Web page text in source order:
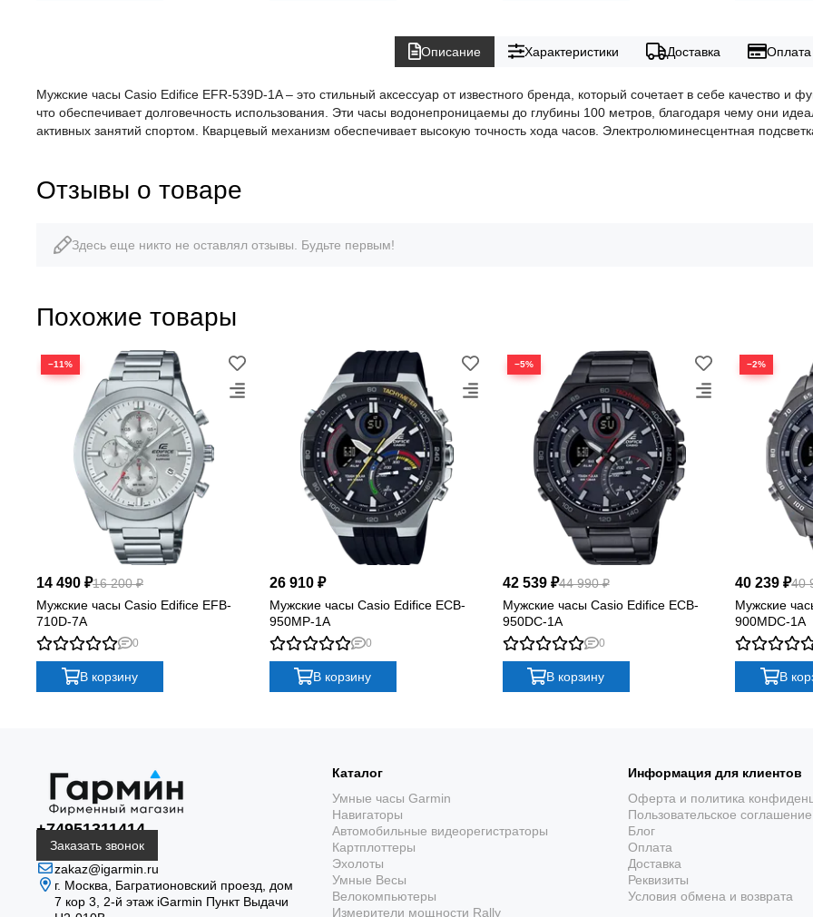
Описание Характеристики Доставка Оплата
Мужские часы Casio Edifice EFR-539D-1A – это стильный аксессуар от известного бренда, который сочетает в себе качество и
что обеспечивает долговечность использования. Эти часы водонепроницаемы до глубины 100 метров, благодаря чему они
активных занятий спортом. Кварцевый механизм обеспечивает высокую точность хода часов. Электролюминесцентная
Отзывы о товаре
Здесь еще никто не оставлял отзывы. Будьте первым!
Похожие товары
−11%
14 490 ₽16 200 ₽
Мужские часы Casio Edifice EFB-
710D-7A
0
В корзину
26 910 ₽
Мужские часы Casio Edifice ECB-
950MP-1A
0
В корзину
−5%
42 539 ₽44 990 ₽
Мужские часы Casio Edifice ECB-
950DC-1A
0
В корзину
−2%
40 239 ₽40
Мужские
900MDC-1A
В
+74951311414
Заказать звонок
zakaz@igarmin.ru
г. Москва, Багратионовский проезд, дом
7 кор 3, 2-й этаж iGarmin Пункт Выдачи
Каталог
Умные часы Garmin
Навигаторы
Автомобильные видеорегистраторы
Картплоттеры
Эхолоты
Умные Весы
Велокомпьютеры
Измерители мощности Rally
Информация для клиентов
Оферта и политика
Пользовательское соглашение
Блог
Оплата
Доставка
Реквизиты
Условия обмена и возврата